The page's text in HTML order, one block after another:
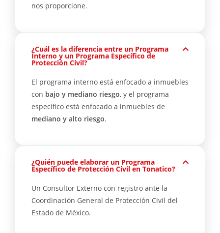
nos proporcione.
¿Cuál es la diferencia entre un Programa
Interno y un Programa Específico de
Protección Civil?
El programa interno está enfocado a inmuebles
con bajo y mediano riesgo, y el programa
específico está enfocado a inmuebles de
mediano y alto riesgo.
¿Quién puede elaborar un Programa
Específico de Protección Civil en Tonatico?
Un Consultor Externo con registro ante la
Coordinación General de Protección Civil del
Estado de México.